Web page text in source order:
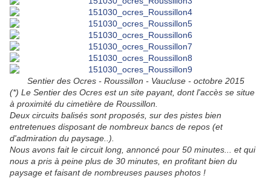
Sentier des Ocres - Roussillon - Vaucluse - octobre 2015
(*) Le Sentier des Ocres est un site payant, dont l'accès se situe
à proximité du cimetière de Roussillon.
Deux circuits balisés sont proposés, sur des pistes bien
entretenues disposant de nombreux bancs de repos (et
d'admiration du paysage..).
Nous avons fait le circuit long, annoncé pour 50 minutes... et qui
nous a pris à peine plus de 30 minutes, en profitant bien du
paysage et faisant de nombreuses pauses photos !